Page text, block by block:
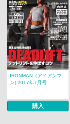
IRONMAN（アイアンマ
ン) 2017年7月号
購入